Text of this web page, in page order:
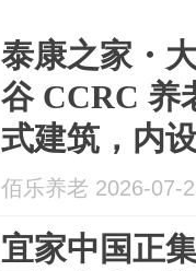
泰康之家・
谷 CCRC 养
式建筑，内
园环抱享山
佰乐养老 2026-07-
宜家中国正